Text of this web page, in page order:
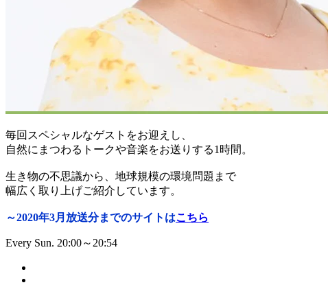
毎回スペシャルなゲストをお迎えし、
自然にまつわるトークや音楽をお送りする1時間。
生き物の不思議から、地球規模の環境問題まで
幅広く取り上げご紹介しています。
～2020年3月放送分までのサイトはこちら
Every Sun. 20:00～20:54